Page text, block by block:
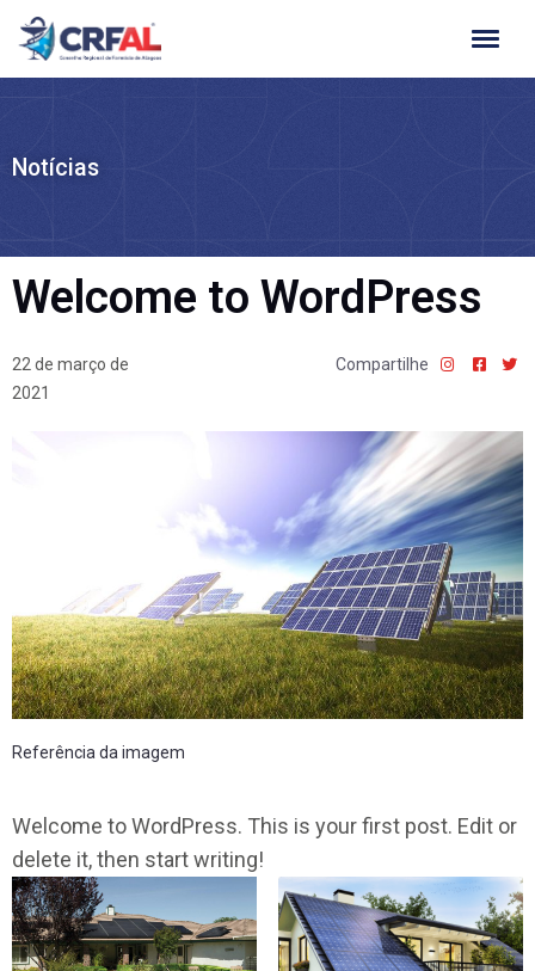
Ir
para
Notícias
Welcome to WordPress
22 de março de
2021
Compartilhe
Referência da imagem
Welcome to WordPress. This is your first post. Edit or
delete it, then start writing!